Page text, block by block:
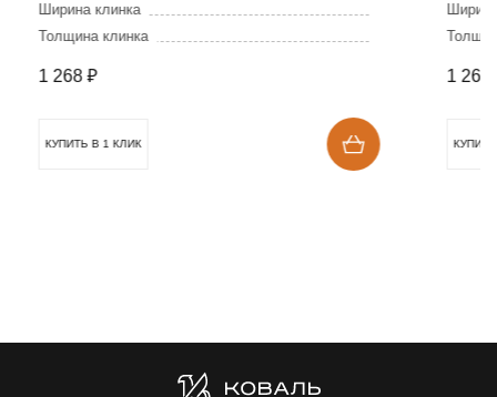
Ширина клинка
Толщина клинка
1 268 ₽
КУПИТЬ В 1 КЛИК
1 268